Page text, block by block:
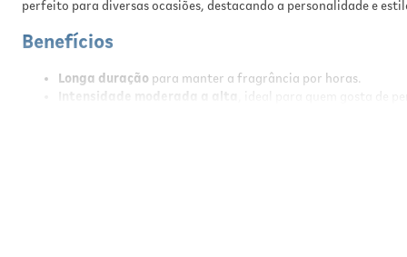
perfeito para diversas ocasiões, destacando a personalidade e
Benefícios
Longa duração para manter a fragrância por horas.
Intensidade moderada a alta
, ideal para quem gosta de